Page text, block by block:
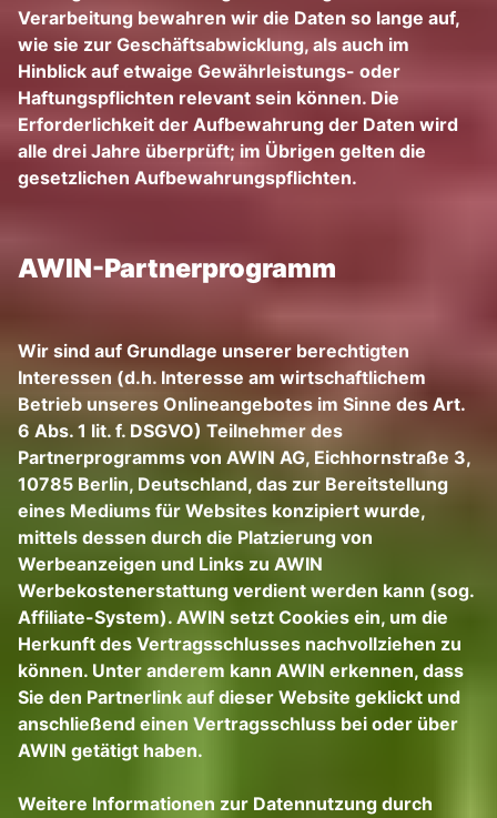
Verarbeitung bewahren wir die Daten so lange auf,
wie sie zur Geschäftsabwicklung, als auch im
Hinblick auf etwaige Gewährleistungs- oder
Haftungspflichten relevant sein können. Die
Erforderlichkeit der Aufbewahrung der Daten wird
alle drei Jahre überprüft; im Übrigen gelten die
gesetzlichen Aufbewahrungspflichten.
AWIN-Partnerprogramm
Wir sind auf Grundlage unserer berechtigten
Interessen (d.h. Interesse am wirtschaftlichem
Betrieb unseres Onlineangebotes im Sinne des Art.
6 Abs. 1 lit. f. DSGVO) Teilnehmer des
Partnerprogramms von AWIN AG, Eichhornstraße 3,
10785 Berlin, Deutschland, das zur Bereitstellung
eines Mediums für Websites konzipiert wurde,
mittels dessen durch die Platzierung von
Werbeanzeigen und Links zu AWIN
Werbekostenerstattung verdient werden kann (sog.
Affiliate-System). AWIN setzt Cookies ein, um die
Herkunft des Vertragsschlusses nachvollziehen zu
können. Unter anderem kann AWIN erkennen, dass
Sie den Partnerlink auf dieser Website geklickt und
anschließend einen Vertragsschluss bei oder über
AWIN getätigt haben.
Weitere Informationen zur Datennutzung durch